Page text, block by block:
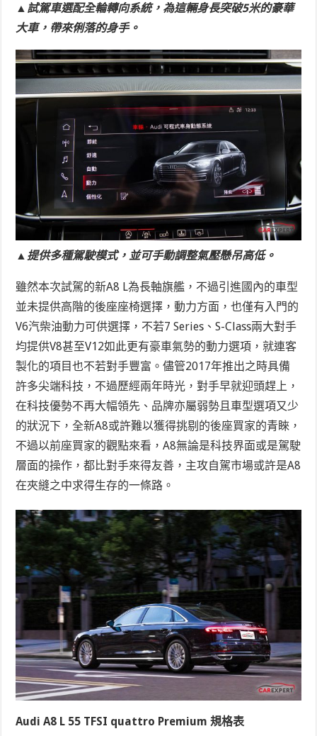
▲試駕車選配全輪轉向系統，為這輛身長突破5米的豪華
大車，帶來俐落的身手。
▲提供多種駕駛模式，並可手動調整氣壓懸吊高低。
雖然本次試駕的新A8 L為長軸旗艦，不過引進國內的車型
並未提供高階的後座座椅選擇，動力方面，也僅有入門的
V6汽柴油動力可供選擇，不若7 Series、S-Class兩大對手
均提供V8甚至V12如此更有豪車氣勢的動力選項，就連客
製化的項目也不若對手豐富。儘管2017年推出之時具備
許多尖端科技，不過歷經兩年時光，對手早就迎頭趕上，
在科技優勢不再大幅領先、品牌亦屬弱勢且車型選項又少
的狀況下，全新A8或許難以獲得挑剔的後座買家的青睞，
不過以前座買家的觀點來看，A8無論是科技界面或是駕駛
層面的操作，都比對手來得友善，主攻自駕市場或許是A8
在夾縫之中求得生存的一條路。
Audi A8 L 55 TFSI quattro Premium 規格表